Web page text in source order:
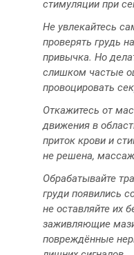
стимуляции при
Не увлекайтесь
проверять грудь
привычка. Но
слишком частые
провоцировать
Откажитесь от
движения в
приток крови и
не решена,
Обрабатывайте
груди появились
не оставляйте их
заживляющие
повреждённые